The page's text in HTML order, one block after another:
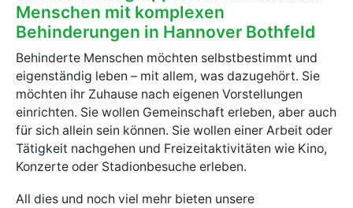
Menschen mit komplexen
Behinderungen in Hannover Bothfeld
Behinderte Menschen möchten selbstbestimmt und
eigenständig leben – mit allem, was dazugehört. Sie
möchten ihr Zuhause nach eigenen Vorstellungen
einrichten. Sie wollen Gemeinschaft erleben, aber auch
für sich allein sein können. Sie wollen einer Arbeit oder
Tätigkeit nachgehen und Freizeitaktivitäten wie Kino,
Konzerte oder Stadionbesuche erleben.
All dies und noch viel mehr bieten unsere